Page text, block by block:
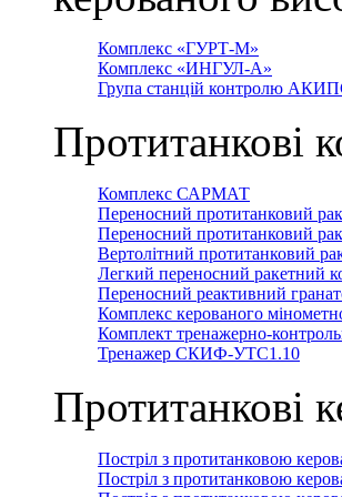
Комплекс «ГУРТ-М»
Комплекс «ИНГУЛ-А»
Група станцій контролю
Протитанкові
Комплекс САРМАТ
Переносний протитанковий
Переносний протитанковий
Вертолітний протитанковий
Легкий переносний ракетний
Переносний реактивний
Комплекс керованого
Комплект тренажерно-
Тренажер СКИФ-УТС1.10
Протитанкові
Постріл з протитанковою
Постріл з протитанковою